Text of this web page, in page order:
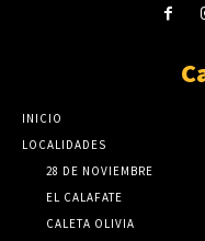
INICIO
LOCALIDADES
28 DE NOVIEMBRE
EL CALAFATE
CALETA OLIVIA